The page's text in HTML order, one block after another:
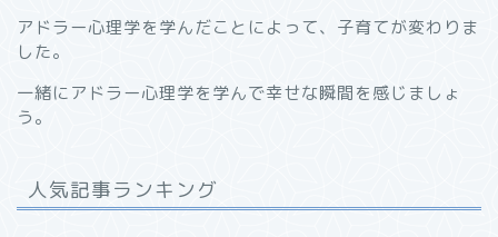
アドラー心理学を学んだことによって、子育てが変わりま
した。
一緒にアドラー心理学を学んで幸せな瞬間を感じましょ
う。
人気記事ランキング